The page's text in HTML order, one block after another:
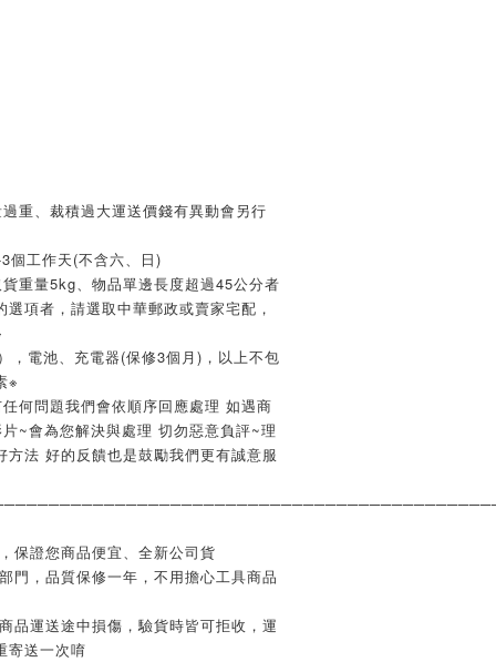
重、裁積過大運送價錢有異動會另行
個工作天(不含六、日)
重量5kg、物品單邊長度超過45公分者
項者，請選取中華郵政或賣家宅配，
，電池、充電器(保修3個月)，以上不包
※
何問題我們會依順序回應處理 如遇商
~會為您解決與處理 切勿惡意負評~理
方法 好的反饋也是鼓勵我們更有誠意服
保證您商品便宜、全新公司貨
門，品質保修一年，不用擔心工具商品
品運送途中損傷，驗貨時皆可拒收，運
寄送一次唷